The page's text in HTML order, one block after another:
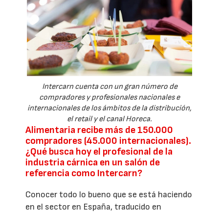
Intercarn cuenta con un gran número de
compradores y profesionales nacionales e
internacionales de los ámbitos de la distribución,
el retail y el canal Horeca.
Alimentaria recibe más de 150.000
compradores (45.000 internacionales).
¿Qué busca hoy el profesional de la
industria cárnica en un salón de
referencia como Intercarn?
Conocer todo lo bueno que se está haciendo
en el sector en España, traducido en